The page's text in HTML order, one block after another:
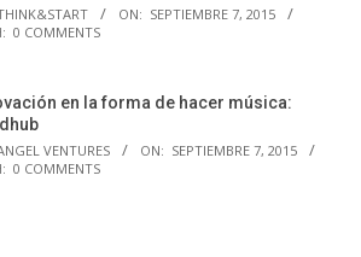
ON: SEPTIEMBRE 7, 2015
0 COMMENTS
en la forma de hacer música:
VENTURES ON: SEPTIEMBRE 7, 2015
0 COMMENTS